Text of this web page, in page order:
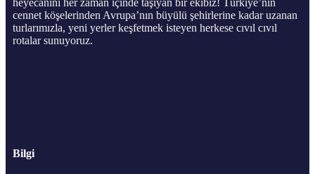
heyecanını her zaman içinde taşıyan bir ekibiz! Türkiye’nin
cennet köşelerinden Avrupa’nın büyülü şehirlerine kadar uzanan
turlarımızla, yeni yerler keşfetmek isteyen herkese cıvıl cıvıl
rotalar sunuyoruz.
Bilgi